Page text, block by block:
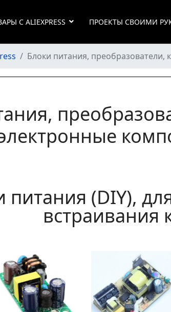
С ALIEXPRESS ПРОЕКТЫ СВОИМИ
Блоки питания, преобразователи,
питания (DIY),
встраивания